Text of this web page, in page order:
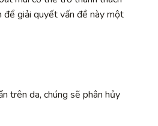
để giải quyết vấn đề này một
trên da, chúng sẽ phân hủy